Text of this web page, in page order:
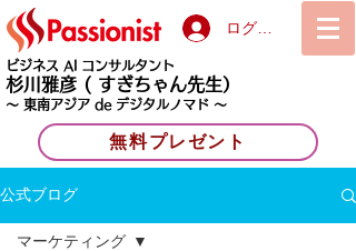
ログイン
ビジネス AI コンサルタント
杉川雅彦 ( すぎちゃん先生）
〜 東南アジア de デジタルノマド 〜
無料プレゼント
公式ブログ
マーケティング